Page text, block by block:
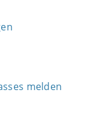
melden